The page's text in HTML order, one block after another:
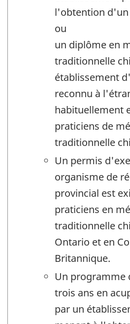
l'obtention
ou
un diplôme en
traditionnelle
établissement
reconnu à
habituellement
praticiens de
traditionnelle
Un permis
organisme de
provincial est
praticiens en
traditionnelle
Ontario et en
Britannique.
Un programme
trois ans en
par un